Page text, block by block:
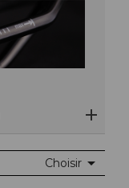
Choisir 